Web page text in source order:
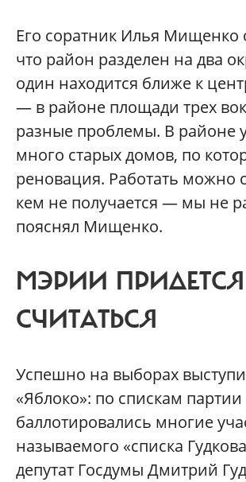
Его соратник Илья Мищенко
что район разделен на два
один находится ближе к
— в районе площади трех
разные проблемы. В районе
много старых домов, по
реновация. Работать можно
кем не получается — мы не
пояснял Мищенко.
МЭРИИ ПРИДЕТСЯ
СЧИТАТЬСЯ
Успешно на выборах
«Яблоко»: по спискам партии
баллотировались многие
называемого «списка
депутат Госдумы Дмитрий